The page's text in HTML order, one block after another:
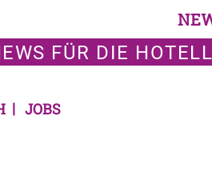
FÜR DIE
JOBS